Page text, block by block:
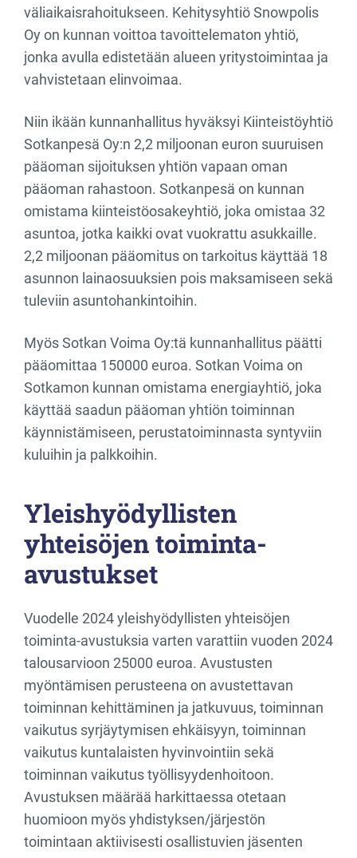
väliaikaisrahoitukseen. Kehitysyhtiö Snowpolis
Oy on kunnan voittoa tavoittelematon yhtiö,
jonka avulla edistetään alueen yritystoimintaa ja
vahvistetaan elinvoimaa.
Niin ikään kunnanhallitus hyväksyi Kiinteistöyhtiö
Sotkanpesä Oy:n 2,2 miljoonan euron suuruisen
pääoman sijoituksen yhtiön vapaan oman
pääoman rahastoon. Sotkanpesä on kunnan
omistama kiinteistöosakeyhtiö, joka omistaa 32
asuntoa, jotka kaikki ovat vuokrattu asukkaille.
2,2 miljoonan pääomitus on tarkoitus käyttää 18
asunnon lainaosuuksien pois maksamiseen sekä
tuleviin asuntohankintoihin.
Myös Sotkan Voima Oy:tä kunnanhallitus päätti
pääomittaa 150000 euroa. Sotkan Voima on
Sotkamon kunnan omistama energiayhtiö, joka
käyttää saadun pääoman yhtiön toiminnan
käynnistämiseen, perustatoiminnasta syntyviin
kuluihin ja palkkoihin.
Yleishyödyllisten
yhteisöjen toiminta-
avustukset
Vuodelle 2024 yleishyödyllisten yhteisöjen
toiminta-avustuksia varten varattiin vuoden 2024
talousarvioon 25000 euroa. Avustusten
myöntämisen perusteena on avustettavan
toiminnan kehittäminen ja jatkuvuus, toiminnan
vaikutus syrjäytymisen ehkäisyyn, toiminnan
vaikutus kuntalaisten hyvinvointiin sekä
toiminnan vaikutus työllisyydenhoitoon.
Avustuksen määrää harkittaessa otetaan
huomioon myös yhdistyksen/järjestön
toimintaan aktiivisesti osallistuvien jäsenten